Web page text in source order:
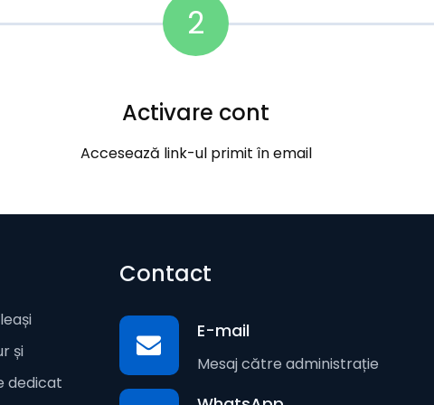
2
Activare cont
Accesează link-ul primit în email
și
dedicat
Contact
E-mail
Mesaj către administrație